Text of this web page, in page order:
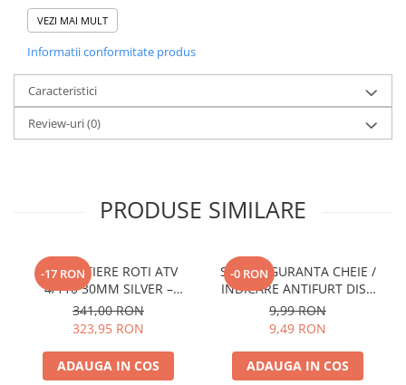
Casti
Ochelari
Manusi
Tricouri
Pantaloni
Borseta
ECHIPAMENTE COPII
Tricouri
Pantaloni
Compatibilitate:
Tip:Bullbar spate / bara protectie ATV
Material:
Otel rezistent (teava groasa)
Protectie:Parte spate ATV + stopuri impotriva loviturilor
Constructie:Robusta pentru utilizare off-road
Finisaj:Negru, tratat anticoroziv
Montaj:Bolt-on, instalare usoara
Utilizare:ATV, off-road, utilitar, protectie suplimentara
VEZI MAI MULT
Informatii conformitate produs
Caracteristici
Review-uri(0)
PRODUSE SIMILARE
-17 RON
DISTANTIERE ROTI ATV
4/110 30MM SILVER –
CFMOTO / YAMAHA /
SUZUKI (PREZON M10x1.25)
341,00 RON
323,95 RON
ADAUGA IN COS
-0 RON
SNUR SIGURANTA CHEIE /
INDICARE ANTIFURT DISC
ATV / MOTO / JETSKI /
SNOWMOBILE - OX795
9,99 RON
9,49 RON
ADAUGA IN COS